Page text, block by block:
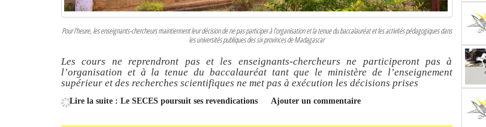
Pour l’heure, les enseignants-chercheurs maintiennent leur décision de ne pas participer à l’organisation et la tenue du baccalauréat et les activités pédagogiques dans
les universités publiques des six provinces de Madagascar
Les cours ne reprendront pas et les enseignants-chercheurs ne participeront pas à
l’organisation et à la tenue du baccalauréat tant que le ministère de l’enseignement
supérieur et des recherches scientifiques ne met pas à exécution les décisions prises
Lire la suite : Le SECES poursuit ses revendications Ajouter un commentaire